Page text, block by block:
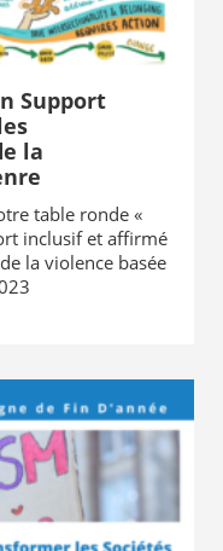
Support
la
table ronde «
inclusif et affirmé
la violence basée